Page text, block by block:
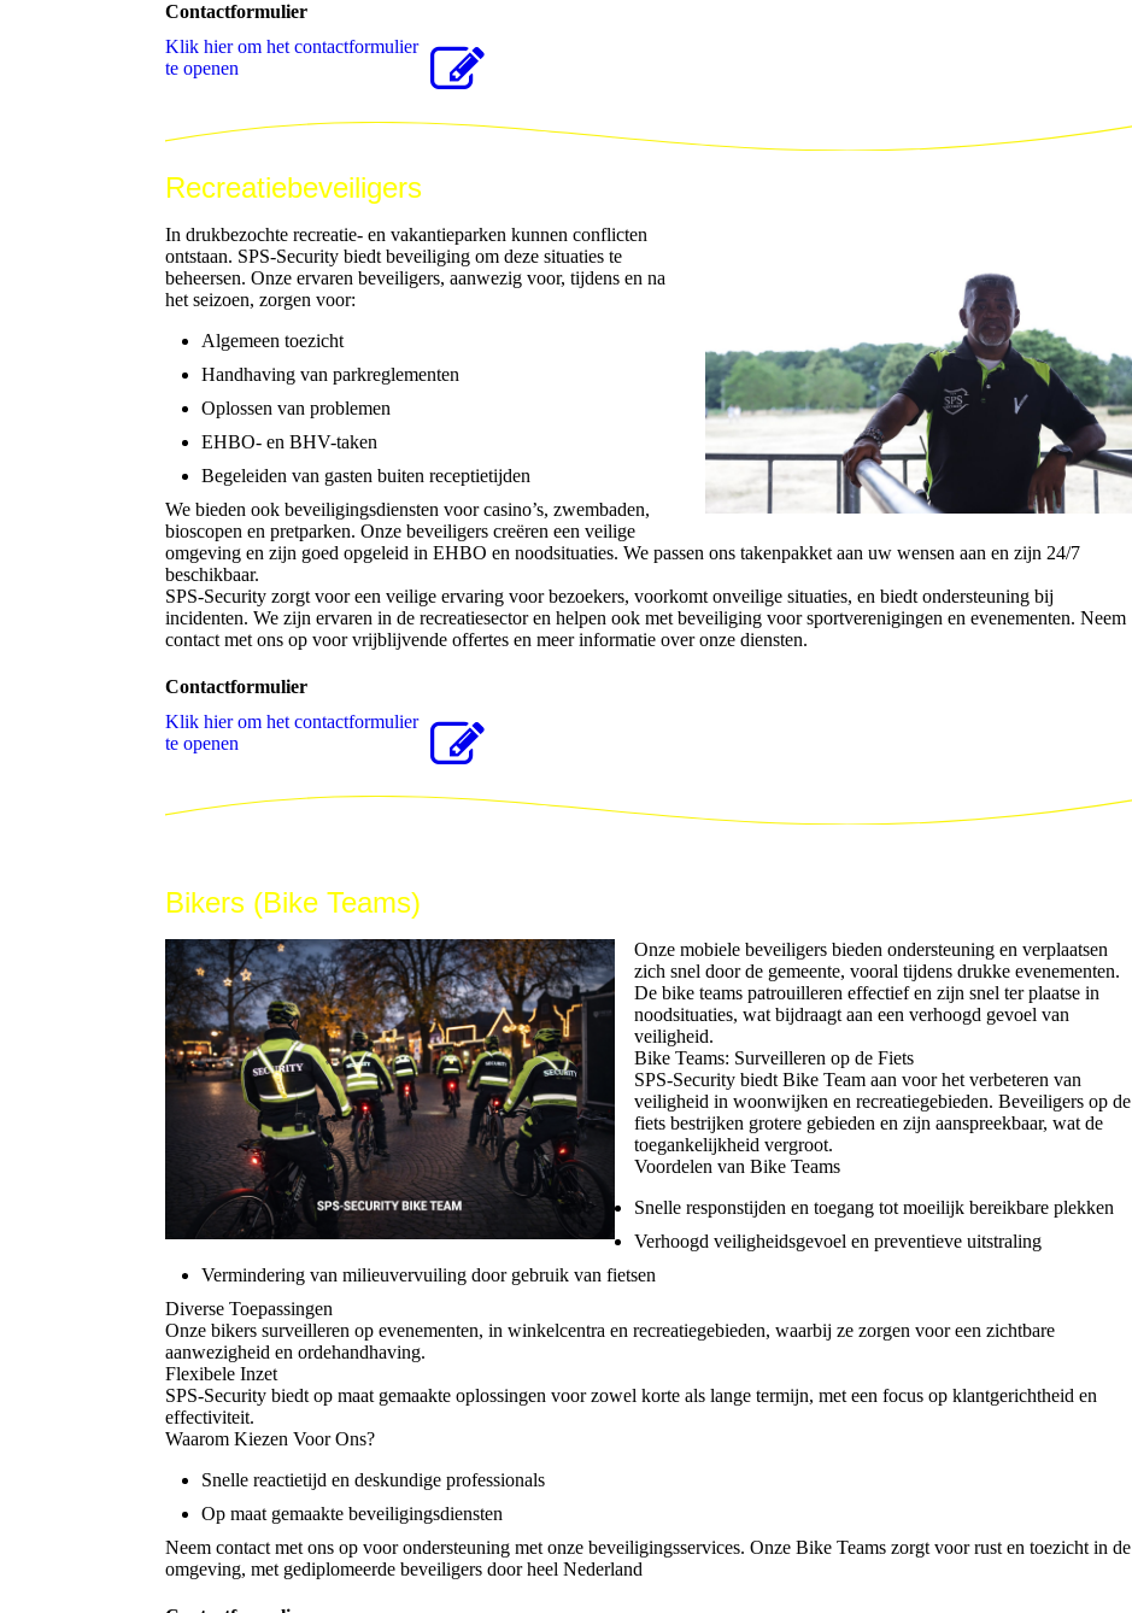
Contactformulier
Klik hier om het contactformulier
te openen
Recreatiebeveiligers
In drukbezochte recreatie- en vakantieparken kunnen conflicten
ontstaan. SPS-Security biedt beveiliging om deze situaties te
beheersen. Onze ervaren beveiligers, aanwezig voor, tijdens en na
het seizoen, zorgen voor:
Algemeen toezicht
Handhaving van parkreglementen
Oplossen van problemen
EHBO- en BHV-taken
Begeleiden van gasten buiten receptietijden
We bieden ook beveiligingsdiensten voor casino’s, zwembaden,
bioscopen en pretparken. Onze beveiligers creëren een veilige
omgeving en zijn goed opgeleid in EHBO en noodsituaties. We passen ons takenpakket aan uw wensen aan en zijn 24/7
beschikbaar.
SPS-Security zorgt voor een veilige ervaring voor bezoekers, voorkomt onveilige situaties, en biedt ondersteuning bij
incidenten. We zijn ervaren in de recreatiesector en helpen ook met beveiliging voor sportverenigingen en evenementen. Neem
contact met ons op voor vrijblijvende offertes en meer informatie over onze diensten.
Contactformulier
Klik hier om het contactformulier
te openen
Bikers (Bike Teams)
Onze mobiele beveiligers bieden ondersteuning en verplaatsen
zich snel door de gemeente, vooral tijdens drukke evenementen.
De bike teams patrouilleren effectief en zijn snel ter plaatse in
noodsituaties, wat bijdraagt aan een verhoogd gevoel van
veiligheid.
Bike Teams: Surveilleren op de Fiets
SPS-Security biedt Bike Team aan voor het verbeteren van
veiligheid in woonwijken en recreatiegebieden. Beveiligers op de
fiets bestrijken grotere gebieden en zijn aanspreekbaar, wat de
toegankelijkheid vergroot.
Voordelen van Bike Teams
Snelle responstijden en toegang tot moeilijk bereikbare plekken
Verhoogd veiligheidsgevoel en preventieve uitstraling
Vermindering van milieuvervuiling door gebruik van fietsen
Diverse Toepassingen
Onze bikers surveilleren op evenementen, in winkelcentra en recreatiegebieden, waarbij ze zorgen voor een zichtbare
aanwezigheid en ordehandhaving.
Flexibele Inzet
SPS-Security biedt op maat gemaakte oplossingen voor zowel korte als lange termijn, met een focus op klantgerichtheid en
effectiviteit.
Waarom Kiezen Voor Ons?
Snelle reactietijd en deskundige professionals
Op maat gemaakte beveiligingsdiensten
Neem contact met ons op voor ondersteuning met onze beveiligingsservices. Onze Bike Teams zorgt voor rust en toezicht in de
omgeving, met gediplomeerde beveiligers door heel Nederland